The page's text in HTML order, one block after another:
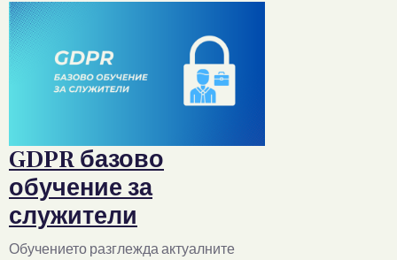
GDPR базово
обучение за
служители
Обучението разглежда актуалните